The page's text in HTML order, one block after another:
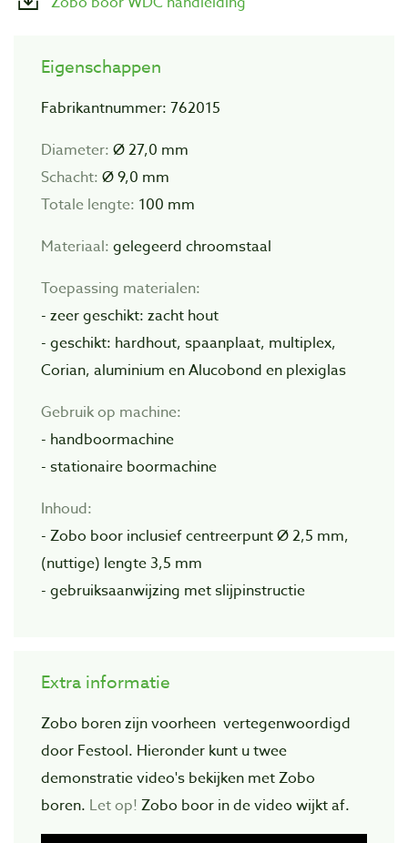
Eigenschappen
Fabrikantnummer: 762015
Diameter: Ø 27,0 mm
Schacht: Ø9,0 mm
Totale lengte: 100 mm
Materiaal: gelegeerd chroomstaal
Toepassing materialen:
- zeer geschikt: zacht hout
- geschikt: hardhout, spaanplaat, multiplex,
Corian, aluminium en Alucobond en plexiglas
Gebruik op machine:
- handboormachine
- stationaire boormachine
Inhoud:
- Zobo boor inclusief centreerpunt Ø 2,5 mm,
(nuttige) lengte 3,5 mm
- gebruiksaanwijzing met slijpinstructie
Extra informatie
Zobo boren zijn voorheen vertegenwoordigd
door Festool. Hieronder kunt u twee
demonstratie video's bekijken met Zobo
boren. Let op! Zobo boor in de video wijkt af.